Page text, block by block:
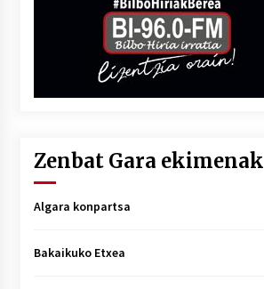
Zenbat Gara ekimenak
Algara konpartsa
Bakaikuko Etxea